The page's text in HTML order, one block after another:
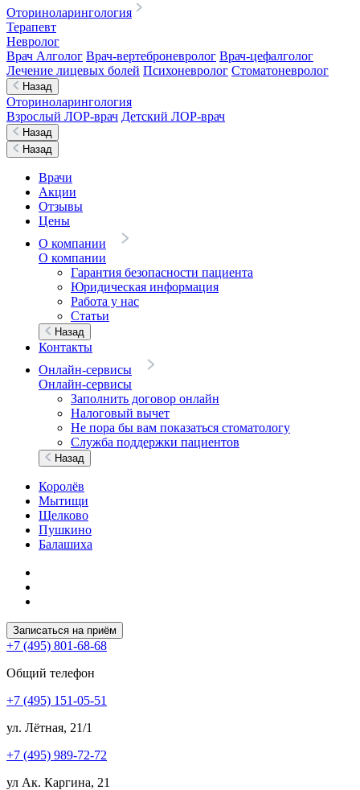
Оториноларингология
Терапевт
Невролог
Врач Алголог Врач-вертеброневролог Врач-цефалголог
Лечение лицевых болей Психоневролог Стоматоневролог
Назад
Оториноларингология
Взрослый ЛОР-врач Детский ЛОР-врач
Назад
Назад
Врачи
Акции
Отзывы
Цены
О компании
О компании
Гарантия безопасности пациента
Юридическая информация
Работа у нас
Статьи
Назад
Контакты
Онлайн-сервисы
Онлайн-сервисы
Заполнить договор онлайн
Налоговый вычет
Не пора бы вам показаться стоматологу
Служба поддержки пациентов
Назад
Королёв
Мытищи
Щелково
Пушкино
Балашиха
Записаться на приём
+7 (495) 801-68-68
Общий телефон
+7 (495) 151-05-51
ул. Лётная, 21/1
+7 (495) 989-72-72
ул Ак. Каргина, 21